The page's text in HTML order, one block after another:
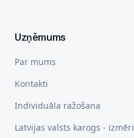
Uzņēmums
Par mums
Kontakti
Individuāla ražošana
Latvijas valsts karogs -